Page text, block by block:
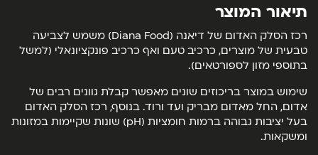
תיאור המוצר
רכז הסלק האדום של דיאנה (Diana Food) משמש לצביעה
טבעית של מוצרים, כרכיב טעם ואף כרכיב פונקציונאלי (למשל
בתוספי מזון לספורטאים).
שימוש במוצר בריכוזים שונים מאפשר קבלת גוונים רבים של
אדום, החל מאדום מבריק ועד ורוד. בנוסף, רכז הסלק האדום
בעל יציבות גבוהה ברמות חומציות (pH) שונות שקיימות במזונות
ומשקאות.